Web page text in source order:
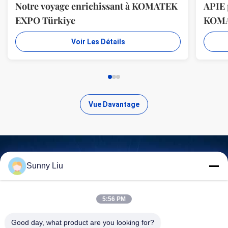
Notre voyage enrichissant à KOMATEK
EXPO Türkiye
Voir Les Détails
Vue Davantage
Trouvez des produits de haute
qualité
Sunny Liu
5:56 PM
Good day, what product are you looking for?